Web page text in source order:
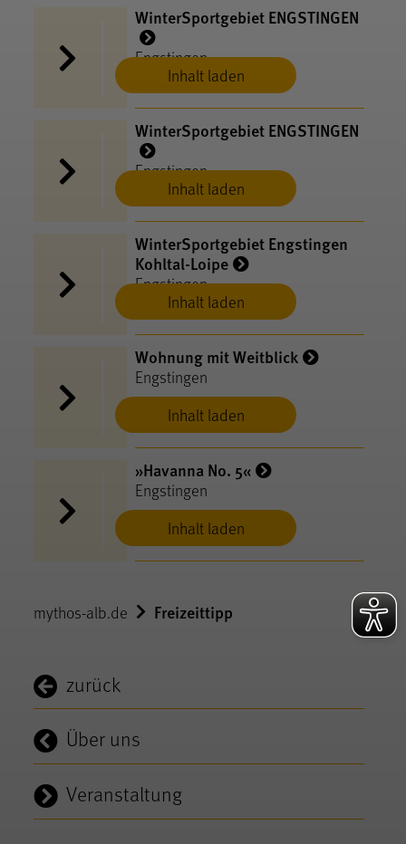
Inhalt laden
WinterSportgebiet ENGSTINGEN
Engstingen
Inhalt laden
WinterSportgebiet ENGSTINGEN
Engstingen
Inhalt laden
WinterSportgebiet Engstingen
Kohltal-Loipe
Engstingen
Inhalt laden
Wohnung mit Weitblick
Engstingen
Inhalt laden
»Havanna No. 5«
Engstingen
mythos-alb.de Freizeittipp
zurück
Über uns
Veranstaltung